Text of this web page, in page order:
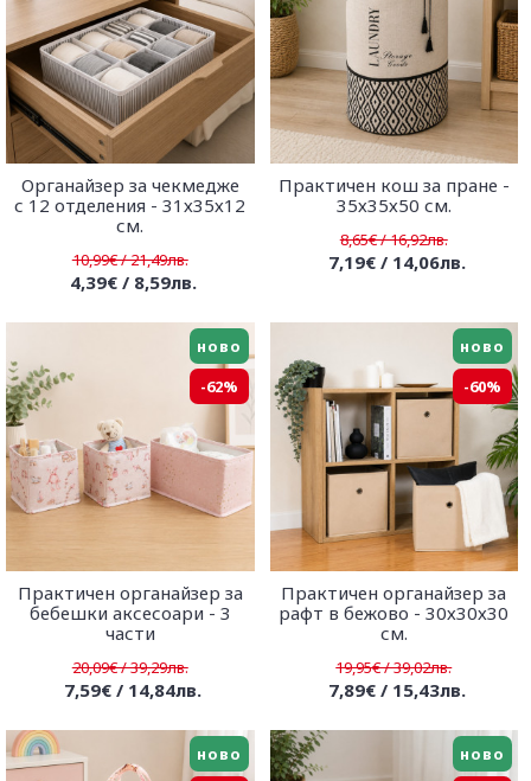
Органайзер за чекмедже
с 12 отделения - 31х35х12
см.
10,99€ / 21,49лв.
4,39€ / 8,59лв.
Практичен кош за пране -
35х35х50 см.
8,65€ / 16,92лв.
7,19€ / 14,06лв.
ново
-62%
Практичен органайзер за
бебешки аксесоари - 3
части
20,09€ / 39,29лв.
7,59€ / 14,84лв.
ново
-60%
Практичен органайзер за
рафт в бежово - 30х30х30
см.
19,95€ / 39,02лв.
7,89€ / 15,43лв.
ново
ново